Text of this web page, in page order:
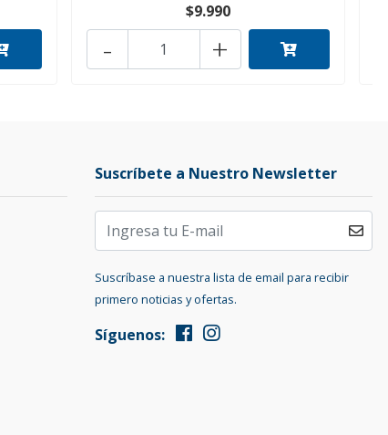
$9.990
+
-
Suscríbete a Nuestro Newsletter
Suscríbase a nuestra lista de email para recibir
primero noticias y ofertas.
Síguenos: